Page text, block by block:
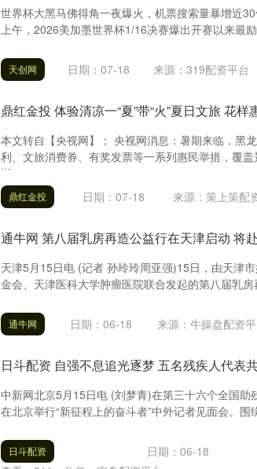
世界杯大黑马佛得角一夜爆火，机票搜索量暴增近
上午，2026美加墨世界杯1/16决赛爆出开赛以来最
天创网 日期：07-18 来源：319配资平台
鼎红金投 体验清凉一“夏”带“火”夏日文旅 花样
本文转自【央视网】； 央视网消息：暑期来临，黑
利、文旅消费券、有奖发票等一系列惠民举措，覆
期....
鼎红金投 日期：07-18 来源：策上策配
通牛网 第八届乳房再造公益行在天津启动 将
天津5月15日电 (记者 孙玲玲周亚强)15日，由天津
金会、天津医科大学肿瘤医院联合发起的第八届乳
通牛网 日期：06-18 来源：牛操盘配资
日斗配资 自强不息追光逐梦 五名残疾人代表
中新网北京5月15日电 (刘梦青)在第三十六个全国助
在北京举行“新征程上的奋斗者”中外记者见面会。围
日斗配资 日期：06-18